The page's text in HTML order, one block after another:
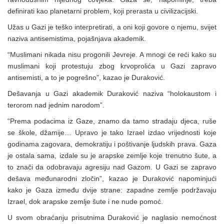
definirati kao planetarni problem, koji prerasta u civilizacijski.
Užas u Gazi je teško interpretirati, a oni koji govore o njemu, svijet
naziva antisemistima, pojašnjava akademik.
“Muslimani nikada nisu progonili Jevreje. A mnogi će reći kako su
muslimani koji protestuju zbog krvoprolića u Gazi zapravo
antisemisti, a to je pogrešno”, kazao je Duraković.
Dešavanja u Gazi akademik Duraković naziva “holokaustom i
terorom nad jednim narodom”.
“Prema podacima iz Gaze, znamo da tamo stradaju djeca, ruše
se škole, džamije… Upravo je tako Izrael izdao vrijednosti koje
godinama zagovara, demokratiju i poštivanje ljudskih prava. Gaza
je ostala sama, izdale su je arapske zemlje koje trenutno šute, a
to znači da odobravaju agresiju nad Gazom. U Gazi se zapravo
dešava međunarodni zločin”, kazao je Duraković napominjući
kako je Gaza između dvije strane: zapadne zemlje podržavaju
Izrael, dok arapske zemlje šute i ne nude pomoć.
U svom obraćanju prisutnima Duraković je naglasio nemoćnost